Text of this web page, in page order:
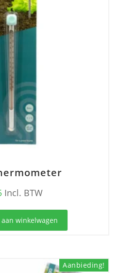
Incl. BTW
aan winkelwagen
Aanbieding!